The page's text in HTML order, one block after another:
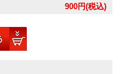
900円(税込)